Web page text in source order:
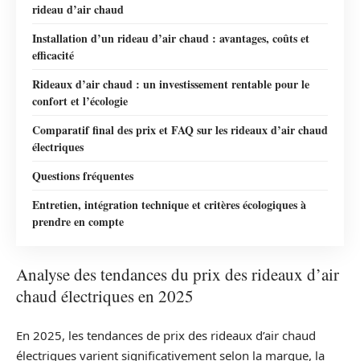
rideau d’air chaud
Installation d’un rideau d’air chaud : avantages, coûts et
efficacité
Rideaux d’air chaud : un investissement rentable pour le
confort et l’écologie
Comparatif final des prix et FAQ sur les rideaux d’air chaud
électriques
Questions fréquentes
Entretien, intégration technique et critères écologiques à
prendre en compte
Analyse des tendances du prix des rideaux d’air
chaud électriques en 2025
En 2025, les tendances de prix des rideaux d’air chaud
électriques varient significativement selon la marque, la